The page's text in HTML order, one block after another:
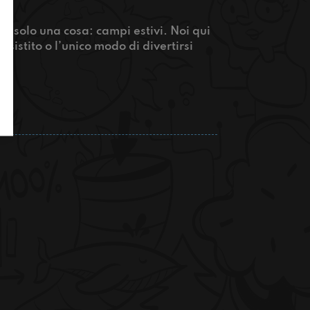
solo una cosa: campi estivi. Noi qui
o l’unico modo di divertirsi